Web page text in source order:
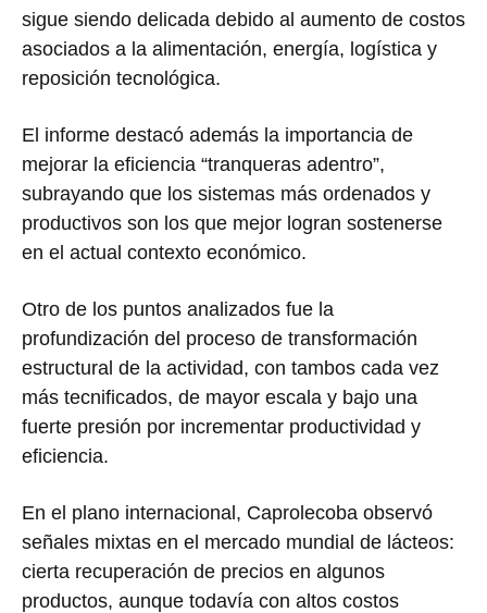
sigue siendo delicada debido al aumento de costos
asociados a la alimentación, energía, logística y
reposición tecnológica.
El informe destacó además la importancia de
mejorar la eficiencia “tranqueras adentro”,
subrayando que los sistemas más ordenados y
productivos son los que mejor logran sostenerse
en el actual contexto económico.
Otro de los puntos analizados fue la
profundización del proceso de transformación
estructural de la actividad, con tambos cada vez
más tecnificados, de mayor escala y bajo una
fuerte presión por incrementar productividad y
eficiencia.
En el plano internacional, Caprolecoba observó
señales mixtas en el mercado mundial de lácteos:
cierta recuperación de precios en algunos
productos, aunque todavía con altos costos